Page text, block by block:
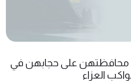
محافظتهن على حجابهن في
العزاء